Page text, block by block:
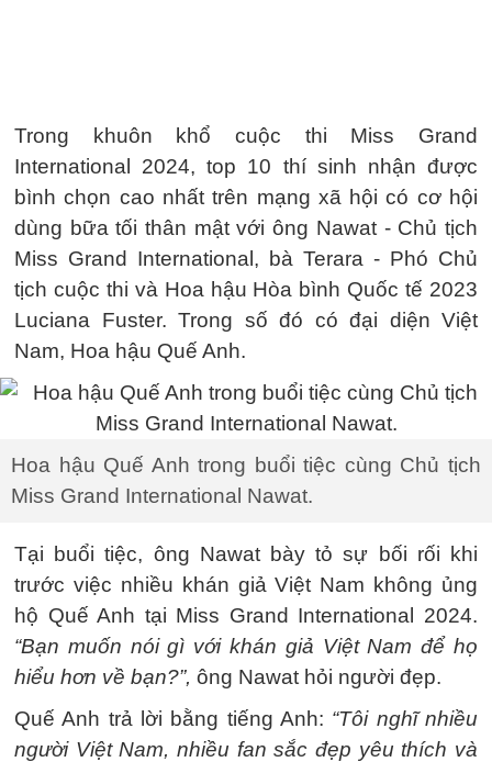
Trong khuôn khổ cuộc thi Miss Grand
International 2024, top 10 thí sinh nhận được
bình chọn cao nhất trên mạng xã hội có cơ hội
dùng bữa tối thân mật với ông Nawat - Chủ tịch
Miss Grand International, bà Terara - Phó Chủ
tịch cuộc thi và Hoa hậu Hòa bình Quốc tế 2023
Luciana Fuster. Trong số đó có đại diện Việt
Nam, Hoa hậu Quế Anh.
Hoa hậu Quế Anh trong buổi tiệc cùng Chủ tịch
Miss Grand International Nawat.
Tại buổi tiệc, ông Nawat bày tỏ sự bối rối khi
trước việc nhiều khán giả Việt Nam không ủng
hộ Quế Anh tại Miss Grand International 2024.
“Bạn muốn nói gì với khán giả Việt Nam để họ
hiểu hơn về bạn?”, ông Nawat hỏi người đẹp.
Quế Anh trả lời bằng tiếng Anh: “Tôi nghĩ nhiều
người Việt Nam, nhiều fan sắc đẹp yêu thích và